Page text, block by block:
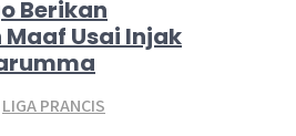
Berikan
Usai Injak
LIGA PRANCIS